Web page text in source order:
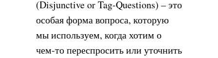
(Disjunctive or Tag-Questions) – это
особая форма вопроса, которую
мы используем, когда хотим о
чем-то переспросить или уточнить